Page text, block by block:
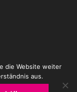
die Website weiter
aus.